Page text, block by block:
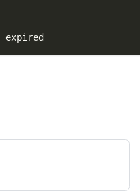
expired